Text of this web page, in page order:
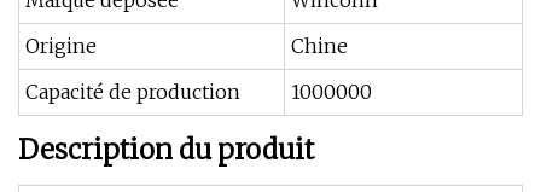
Origine
Chine
Capacité de production
1000000
Description du produit